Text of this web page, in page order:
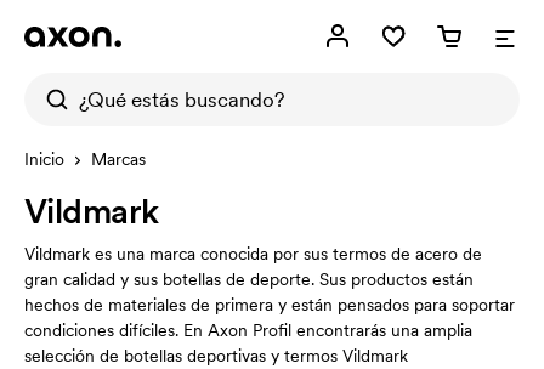
Inicio Marcas
Vildmark
Vildmark es una marca conocida por sus termos de acero de
gran calidad y sus botellas de deporte. Sus productos están
hechos de materiales de primera y están pensados para soportar
condiciones difíciles. En Axon Profil encontrarás una amplia
selección de botellas deportivas y termos Vildmark